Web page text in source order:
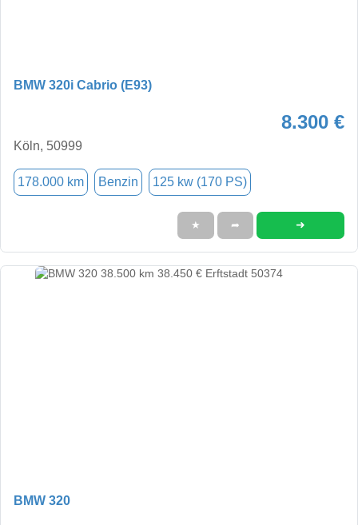
BMW 320i Cabrio (E93)
8.300 €
Köln, 50999
178.000 km Benzin 125 kw (170 PS)
★ ➦ ➜
BMW 320